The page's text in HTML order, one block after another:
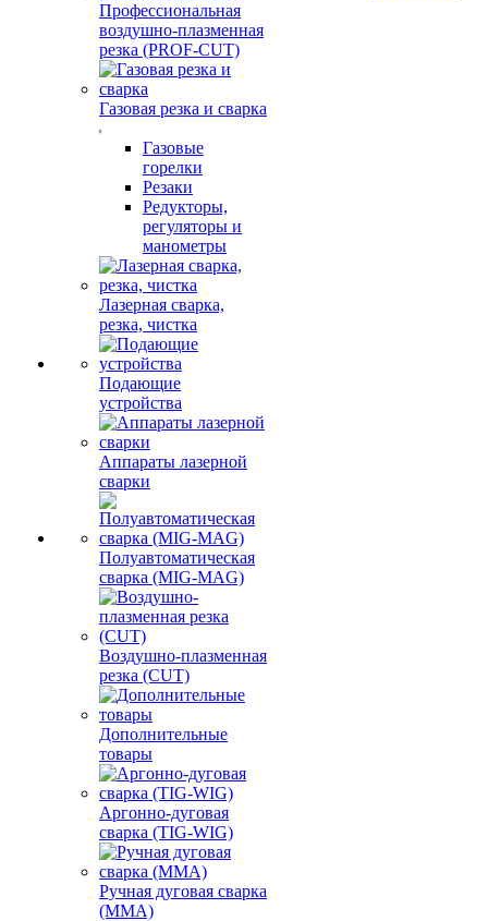
Профессиональная
воздушно-плазменная
резка (PROF-CUT)
Газовая резка и сварка
Газовые
горелки
Резаки
Редукторы,
регуляторы и
манометры
Лазерная сварка,
резка, чистка
Подающие
устройства
Аппараты лазерной
сварки
Полуавтоматическая
сварка (MIG-MAG)
Воздушно-плазменная
резка (CUT)
Дополнительные
товары
Аргонно-дуговая
сварка (TIG-WIG)
Ручная дуговая сварка
(MMA)